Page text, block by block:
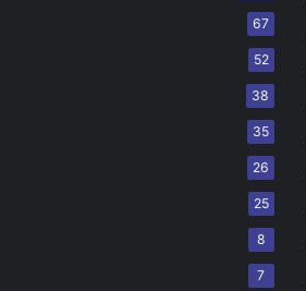
67
52
38
35
26
25
8
7